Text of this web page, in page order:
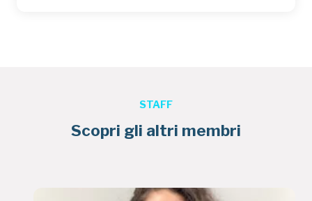
STAFF
Scopri gli altri membri